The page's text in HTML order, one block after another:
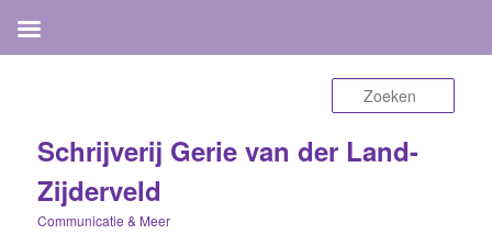
Schrijverij Gerie van der Land-
Zijderveld
Communicatie & Meer